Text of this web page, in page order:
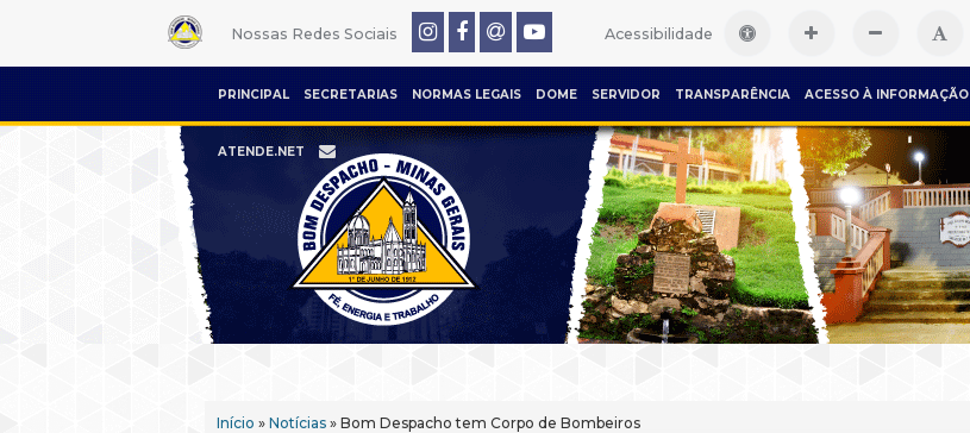
Nossas Redes Sociais Acessibilidade
PRINCIPAL SECRETARIAS NORMAS LEGAIS DOME SERVIDOR TRANSPARÊNCIA ACESSO À INFORMAÇÃO
ATENDE.NET
Início » Notícias » Bom Despacho tem Corpo de Bombeiros